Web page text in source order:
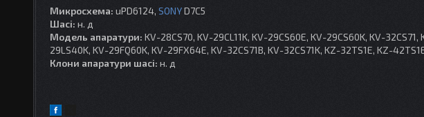
Микросхема: uPD6124, SONYD7C5
Шасі: н. д
Модель апаратури: KV-28CS70, KV-29CL11K, KV-29CS60E, KV-29CS60K, KV-
29LS40K, KV-29FQ60K, KV-29FX64E, KV-32CS71B, KV-32CS71K, KZ-32TS1E, KZ-
Клони апаратури шасі: н. д